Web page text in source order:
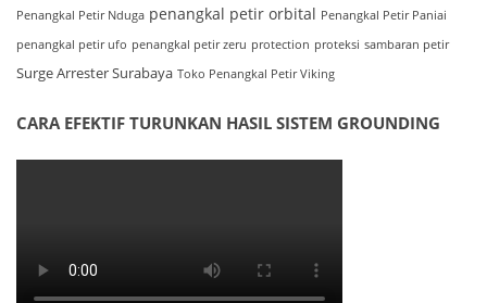
Penangkal Petir Nduga penangkal petir orbital Penangkal Petir Paniai
penangkal petir ufo penangkal petir zeru protection proteksi sambaran petir
Surge Arrester Surabaya Toko Penangkal Petir Viking
CARA EFEKTIF TURUNKAN HASIL SISTEM GROUNDING